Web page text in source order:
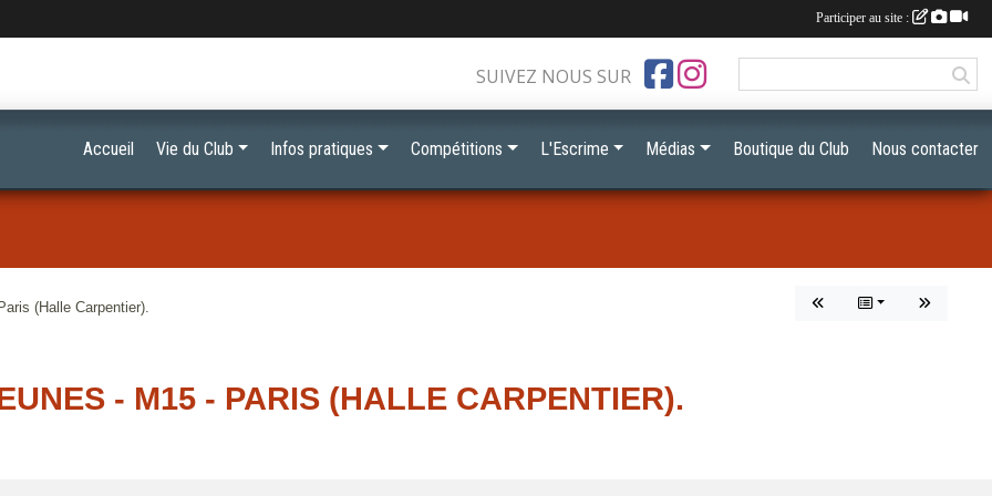
(Halle Carpentier).
- M15 - PARIS (HALLE CARPENTIER).
SUIVEZ NOUS SUR
Accueil Vie du Club Infos pratiques Compétitions L'Escrime Médias Boutique du Club Nous contacter
Participer au site :